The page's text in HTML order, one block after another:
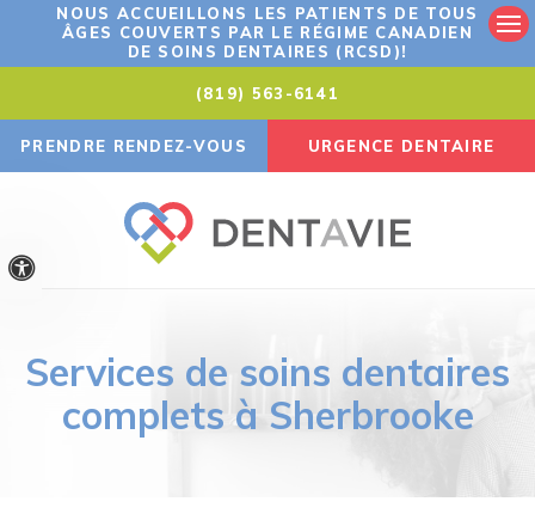
Version accessible
NOUS ACCUEILLONS LES PATIENTS DE TOUS
ÂGES COUVERTS PAR LE RÉGIME CANADIEN
DE SOINS DENTAIRES (RCSD)!
(819) 563-6141
PRENDRE RENDEZ-VOUS URGENCE DENTAIRE
Services de soins dentaires
complets à Sherbrooke